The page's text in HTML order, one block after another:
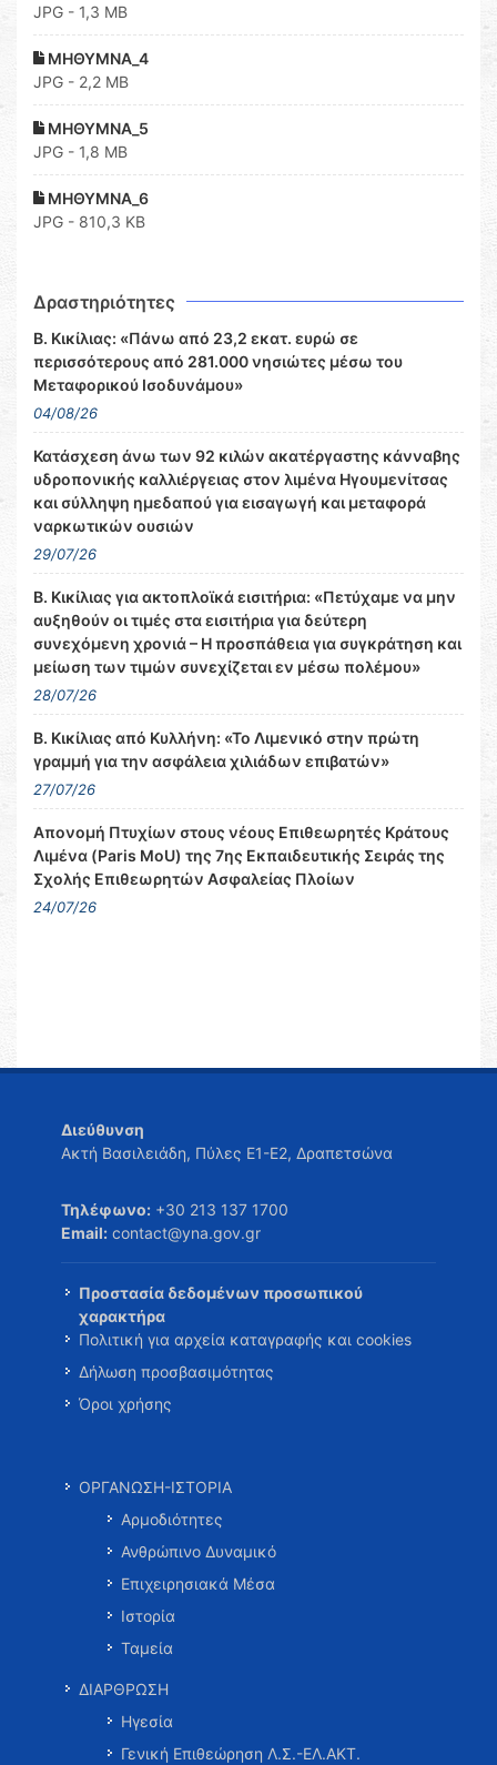
JPG - 1,3 MB
ΜΗΘΥΜΝΑ_4
JPG - 2,2 MB
ΜΗΘΥΜΝΑ_5
JPG - 1,8 MB
ΜΗΘΥΜΝΑ_6
JPG - 810,3 KB
Δραστηριότητες
Β. Κικίλιας: «Πάνω από 23,2 εκατ. ευρώ σε
περισσότερους από 281.000 νησιώτες μέσω του
Μεταφορικού Ισοδυνάμου»
04/08/26
Κατάσχεση άνω των 92 κιλών ακατέργαστης κάνναβης
υδροπονικής καλλιέργειας στον λιμένα Ηγουμενίτσας
και σύλληψη ημεδαπού για εισαγωγή και μεταφορά
ναρκωτικών ουσιών
29/07/26
Β. Κικίλιας για ακτοπλοϊκά εισιτήρια: «Πετύχαμε να μην
αυξηθούν οι τιμές στα εισιτήρια για δεύτερη
συνεχόμενη χρονιά – Η προσπάθεια για συγκράτηση και
μείωση των τιμών συνεχίζεται εν μέσω πολέμου»
28/07/26
Β. Κικίλιας από Κυλλήνη: «Το Λιμενικό στην πρώτη
γραμμή για την ασφάλεια χιλιάδων επιβατών»
27/07/26
Απονομή Πτυχίων στους νέους Επιθεωρητές Κράτους
Λιμένα (Paris MoU) της 7ης Εκπαιδευτικής Σειράς της
Σχολής Επιθεωρητών Ασφαλείας Πλοίων
24/07/26
Διεύθυνση
Ακτή Βασιλειάδη, Πύλες Ε1-Ε2, Δραπετσώνα
Τηλέφωνο: +30 213 137 1700
Email: contact@yna.gov.gr
Προστασία δεδομένων προσωπικού
χαρακτήρα
Πολιτική για αρχεία καταγραφής και cookies
Δήλωση προσβασιμότητας
Όροι χρήσης
ΟΡΓΑΝΩΣΗ-ΙΣΤΟΡΙΑ
Αρμοδιότητες
Ανθρώπινο Δυναμικό
Επιχειρησιακά Μέσα
Ιστορία
Ταμεία
ΔΙΑΡΘΡΩΣΗ
Ηγεσία
Γενική Επιθεώρηση Λ.Σ.-ΕΛ.ΑΚΤ.